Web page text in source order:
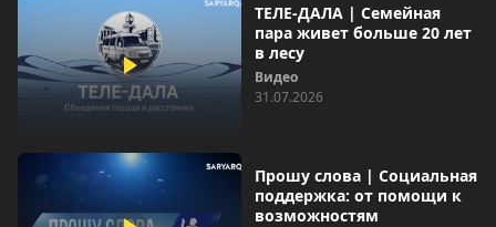
ТЕЛЕ-ДАЛА | Семейная
пара живет больше 20 лет
в лесу
Видео
31.07.2026
Прошу слова | Социальная
поддержка: от помощи к
возможностям